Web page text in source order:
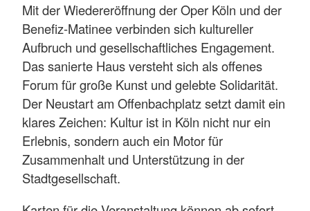
Mit der Wiedereröffnung der Oper Köln und der
Benefiz-Matinee verbinden sich kultureller
Aufbruch und gesellschaftliches Engagement.
Das sanierte Haus versteht sich als offenes
Forum für große Kunst und gelebte Solidarität.
Der Neustart am Offenbachplatz setzt damit ein
klares Zeichen: Kultur ist in Köln nicht nur ein
Erlebnis, sondern auch ein Motor für
Zusammenhalt und Unterstützung in der
Stadtgesellschaft.